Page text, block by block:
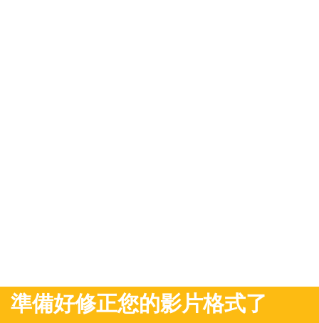
準備好修正您的影片格式了